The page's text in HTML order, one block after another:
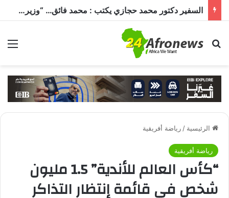
السفير دكتور محمد حجازي يكتب : محمد فائق… “وزير إفريقيا” الذي حمل رسالة القاهرة إلى القارة السمراء
بحث عن
الرئيسية / رياضة أفريقية
رياضة أفريقية
“كأس العالم للأندية” 1.5 مليون
شخص في قائمة إنتظار التذاكر